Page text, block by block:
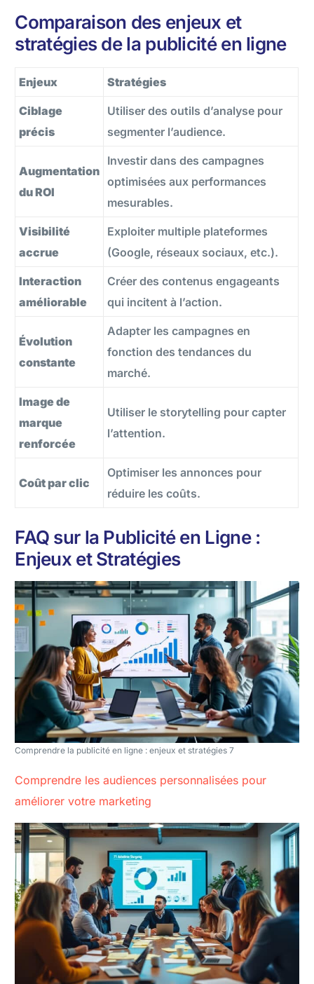
Comparaison des enjeux et
stratégies de la publicité en ligne
Enjeux Stratégies
Ciblage
précis
Utiliser des outils d’analyse pour
segmenter l’audience.
Augmentation
du ROI
Investir dans des campagnes
optimisées aux performances
mesurables.
Visibilité
accrue
Exploiter multiple plateformes
(Google, réseaux sociaux, etc.).
Interaction
améliorable
Créer des contenus engageants
qui incitent à l’action.
Évolution
constante
Adapter les campagnes en
fonction des tendances du
marché.
Image de
marque
renforcée
Utiliser le storytelling pour capter
l’attention.
Coût par clic
Optimiser les annonces pour
réduire les coûts.
FAQ sur la Publicité en Ligne :
Enjeux et Stratégies
Comprendre la publicité en ligne : enjeux et stratégies 7
Comprendre les audiences personnalisées pour
améliorer votre marketing